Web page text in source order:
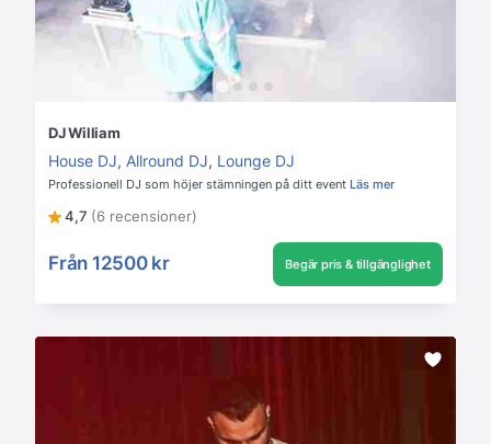
DJ William
House DJ, Allround DJ, Lounge DJ
Professionell DJ som höjer stämningen på ditt event Läs mer
4,7 (6 recensioner)
Från 12500 kr Begär pris & tillgänglighet